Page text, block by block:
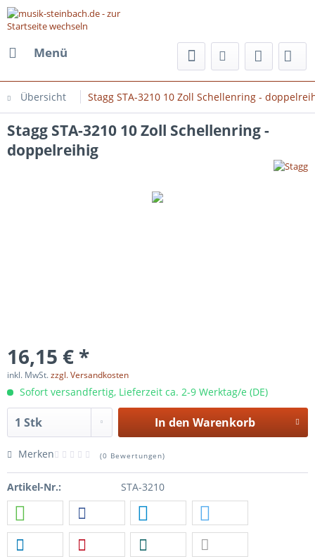
Menü
Übersicht Stagg STA-3210 10 Zoll Schellenring -
Stagg STA-3210 10 Zoll Schellenring -
doppelreihig
16,15 € *
inkl. MwSt.zzgl. Versandkosten
Sofort versandfertig, Lieferzeit ca. 2-9 Werktag/e (DE)
In den Warenkorb
Merken (0 Bewertungen)
Artikel-Nr.: STA-3210